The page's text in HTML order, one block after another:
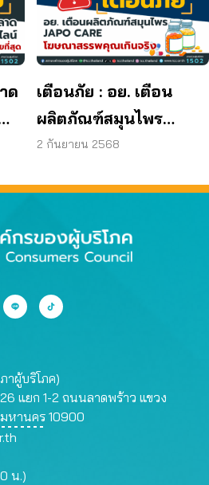
ผลิตภัณฑ์ย้อมผม
ด
เตือนภัย : อย. เตือน
ผลิตภัณฑ์สมุนไพร
JAPO CARE โฆษณา
2 กันยายน 2568
าผู้บริโภค)
แยก 1-2 ถนนลาดพร้าว แขวง
หานคร 10900
น.)